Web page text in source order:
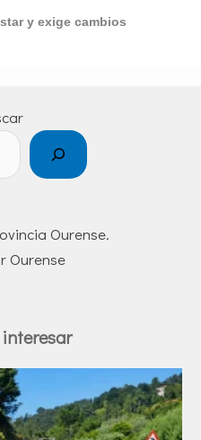
y exige cambios
Ourense.
Ourense
interesar